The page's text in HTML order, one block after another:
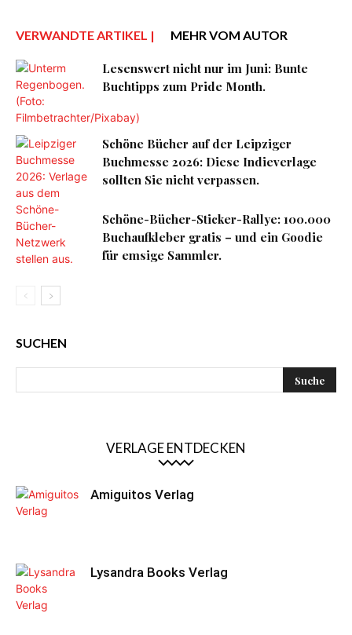
VERWANDTE ARTIKEL | MEHR VOM AUTOR
Lesenswert nicht nur im Juni: Bunte
Buchtipps zum Pride Month.
Schöne Bücher auf der Leipziger
Buchmesse 2026: Diese Indieverlage
sollten Sie nicht verpassen.
Schöne-Bücher-Sticker-Rallye: 100.000
Buchaufkleber gratis – und ein Goodie
für emsige Sammler.
SUCHEN
VERLAGE ENTDECKEN
Amiguitos Verlag
Lysandra Books Verlag